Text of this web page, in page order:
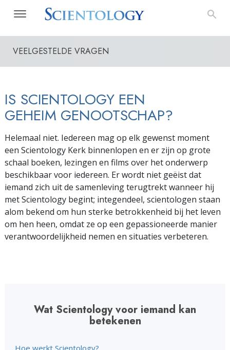
VEELGESTELDE VRAGEN
IS SCIENTOLOGY EEN
GEHEIM GENOOTSCHAP?
Helemaal niet. Iedereen mag op elk gewenst moment
een Scientology Kerk binnenlopen en er zijn op grote
schaal boeken, lezingen en films over het onderwerp
beschikbaar voor iedereen. Er wordt niet geëist dat
iemand zich uit de samenleving terugtrekt wanneer hij
met Scientology begint; integendeel, scientologen staan
alom bekend om hun sterke betrokkenheid bij het leven
om hen heen, omdat ze op een gepassioneerde manier
verantwoordelijkheid nemen en situaties verbeteren.
Wat Scientology voor iemand kan
betekenen
Hoe werkt Scientology?